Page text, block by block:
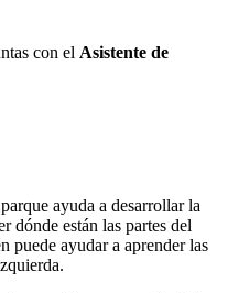
con el Asistente de
ayuda a desarrollar la
dónde están las partes del
puede ayudar a aprender las